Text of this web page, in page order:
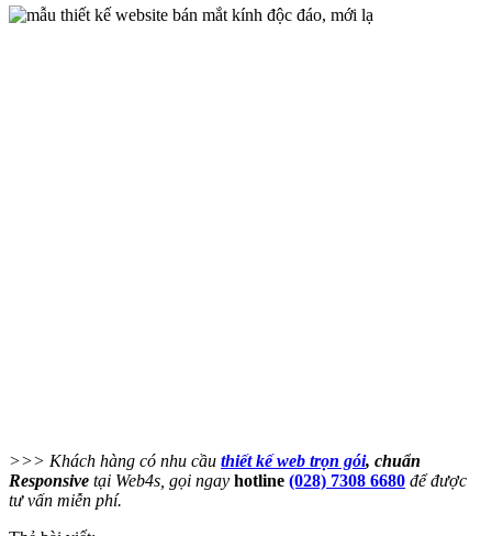
>>> Khách hàng có nhu cầu thiết kế web trọn gói, chuẩn
Responsive tại Web4s, gọi ngay hotline (028) 7308 6680 để được
tư vấn miễn phí.